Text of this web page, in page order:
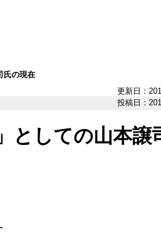
氏の現在
更新日：
投稿日：
としての山本譲